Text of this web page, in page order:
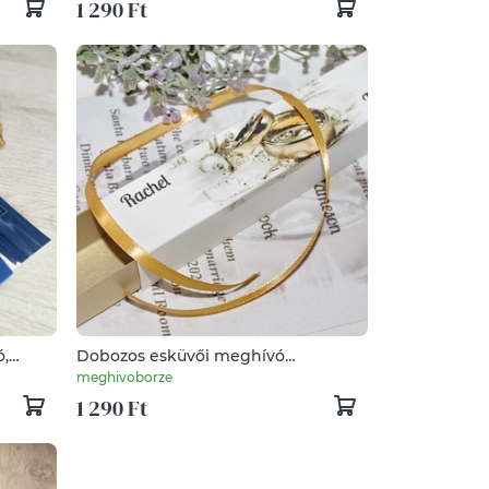
1 290 Ft
Dobozos esküvői meghívó
tekerccsel
meghivoborze
1 290 Ft